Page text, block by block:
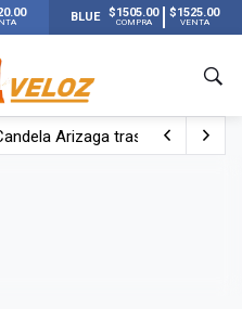
BLUE $1505.00
COMPRA
$1525.00
VENTA
por su novia en San Luis: